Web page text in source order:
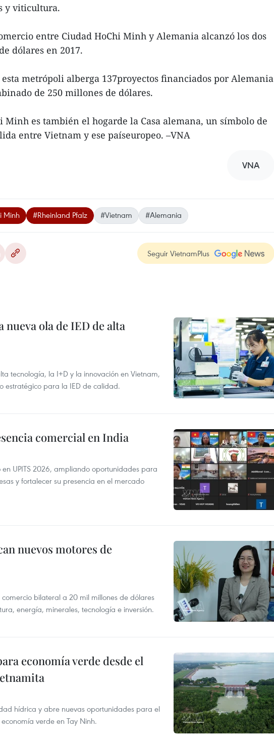
y viticultura.
entre Ciudad HoChi Minh y Alemania alcanzó los dos
dólares en 2017.
metrópoli alberga 137proyectos financiados por Alemania
de 250 millones de dólares.
Minh es también el hogarde la Casa alemana, un símbolo de
entre Vietnam y ese paíseuropeo. –VNA
VNA
Minh #Rheinland Pfalz #Vietnam #Alemania
Seguir VietnamPlus
ola de IED de alta
tecnología, la I+D y la innovación en Vietnam,
estratégico para la IED de calidad.
comercial en India
UPITS 2026, ampliando oportunidades para
y fortalecer su presencia en el mercado
nuevos motores de
bilateral a 20 mil millones de dólares
energía, minerales, tecnología e inversión.
economía verde desde el
hídrica y abre nuevas oportunidades para el
verde en Tay Ninh.